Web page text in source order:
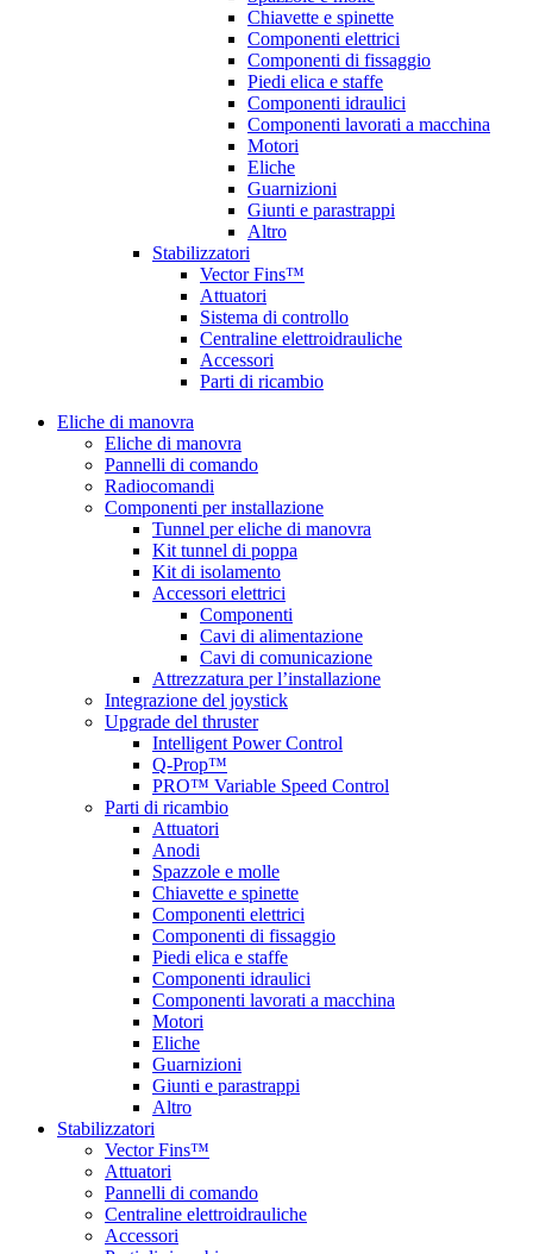
Chiavette e spinette
Componenti elettrici
Componenti di fissaggio
Piedi elica e staffe
Componenti idraulici
Componenti lavorati a macchina
Motori
Eliche
Guarnizioni
Giunti e parastrappi
Altro
Stabilizzatori
Vector Fins™
Attuatori
Sistema di controllo
Centraline elettroidrauliche
Accessori
Parti di ricambio
Eliche di manovra
Eliche di manovra
Pannelli di comando
Radiocomandi
Componenti per installazione
Tunnel per eliche di manovra
Kit tunnel di poppa
Kit di isolamento
Accessori elettrici
Componenti
Cavi di alimentazione
Cavi di comunicazione
Attrezzatura per l’installazione
Integrazione del joystick
Upgrade del thruster
Intelligent Power Control
Q-Prop™
PRO™ Variable Speed Control
Parti di ricambio
Attuatori
Anodi
Spazzole e molle
Chiavette e spinette
Componenti elettrici
Componenti di fissaggio
Piedi elica e staffe
Componenti idraulici
Componenti lavorati a macchina
Motori
Eliche
Guarnizioni
Giunti e parastrappi
Altro
Stabilizzatori
Vector Fins™
Attuatori
Pannelli di comando
Centraline elettroidrauliche
Accessori